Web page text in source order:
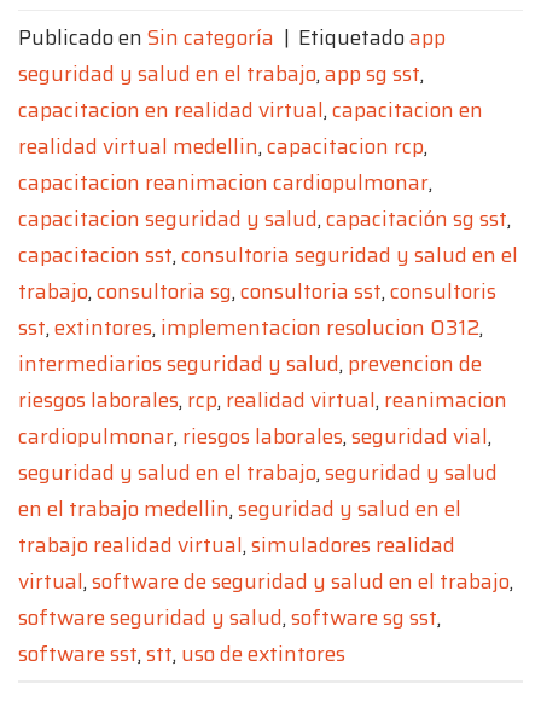
Publicado enSin categoría | Etiquetadoapp
seguridad y salud en el trabajo,app sg sst,
capacitacion en realidad virtual,capacitacion en
realidad virtual medellin,capacitacion rcp,
capacitacion reanimacion cardiopulmonar,
capacitacion seguridad y salud,capacitación sg sst,
capacitacion sst,consultoria seguridad y salud en el
trabajo,consultoria sg,consultoria sst,consultoris
sst,extintores,implementacion resolucion 0312,
intermediarios seguridad y salud,prevencion de
riesgos laborales,rcp,realidad virtual,reanimacion
cardiopulmonar,riesgos laborales,seguridad vial,
seguridad y salud en el trabajo,seguridad y salud
en el trabajo medellin,seguridad y salud en el
trabajo realidad virtual,simuladores realidad
virtual,software de seguridad y salud en el trabajo,
software seguridad y salud,software sg sst,
software sst,stt,uso de extintores